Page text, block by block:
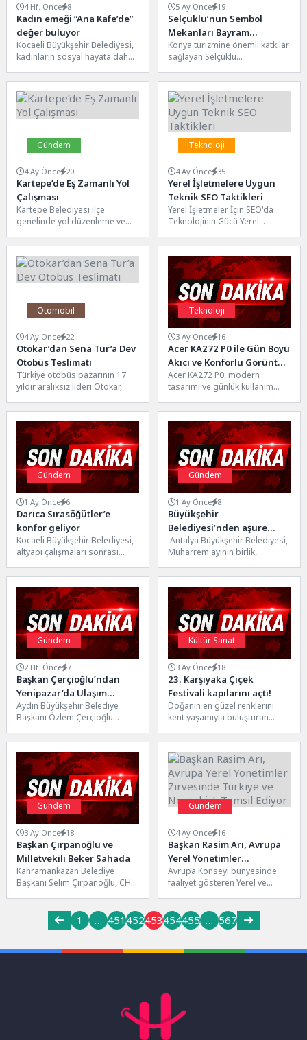
4 Hf. Önce 8
Kadın emeği “Ana Kafe’de”
değer buluyor
Kocaeli Büyükşehir Belediyesi,
kadınların sosyal hayata daha
projelerine bir yenisini daha
ekledi....
5 Ay Önce 19
Selçuklu’nun Sembol
Mekanları Bayram
Tatilinde Ziyaretçi Akınına
Uğradı
Konya turizmine önemli katkılar
sağlayan Selçuklu
mekanları bayram tatilinde
yoğun ilgi gördü. Tabiatın...
Gündem
4 Ay Önce 20
Kartepe’de Eş Zamanlı Yol
Çalışması
Kartepe Belediyesi ilçe
genelinde yol düzenleme ve
ediyor. Yürütülen çalışmalarda,
mahallelerin fiziksel...
Teknoloji
4 Ay Önce 35
Yerel İşletmelere Uygun
Teknik SEO Taktikleri
Yerel İşletmeler İçin SEO'da
Teknolojinin Gücü Yerel
teknolojinin sunduğu
imkanlarla daha...
Otomobil
4 Ay Önce 22
Otokar’dan Sena Tur’a Dev
Otobüs Teslimatı
Türkiye otobüs pazarının 17
yıldır aralıksız lideri Otokar,
markalarından Sena Tur ile...
Teknoloji
3 Ay Önce 16
Acer KA272 P0 ile Gün Boyu
Akıcı ve Konforlu Görüntü
Performansı
Acer KA272 P0, modern
tasarımı ve günlük kullanım
özellikleriyle ev, ofis ve...
Gündem
1 Ay Önce 6
Darıca Sırasöğütler’e
konfor geliyor
Kocaeli Büyükşehir Belediyesi,
altyapı çalışmaları sonrası
yenileme çalışmalarına
aralıksız devam ediyor....
Gündem
1 Ay Önce 8
Büyükşehir
Belediyesi’nden aşure
ikramı
Antalya Büyükşehir Belediyesi,
Muharrem ayının birlik,
yaşatmak amacıyla geleneksel
aşure ikramlarına...
Gündem
2 Hf. Önce 7
Başkan Çerçioğlu’ndan
Yenipazar’da Ulaşım
Yatırımı
Aydın Büyükşehir Belediye
Başkanı Özlem Çerçioğlu
yatırımlarda çalışmalar devam
ediyor.Aydın Büyükşehir
Belediyesi...
Kültür Sanat
3 Ay Önce 18
23. Karşıyaka Çiçek
Festivali kapılarını açtı!
Doğanın en güzel renklerini
kent yaşamıyla buluşturan
23’üncü kez ziyaretçilerini...
Gündem
3 Ay Önce 18
Başkan Çırpanoğlu ve
Milletvekili Beker Sahada
Kahramankazan Belediye
Başkanı Selim Çırpanoğlu, CHP
Gündem
4 Ay Önce 16
Başkan Rasim Arı, Avrupa
Yerel Yönetimler
Zirvesinde Türkiye ve
Nevşehir’i Temsil Ediyor
Avrupa Konseyi bünyesinde
faaliyet gösteren Yerel ve
Fransa’nın...
1 … 451452453454455 … 567